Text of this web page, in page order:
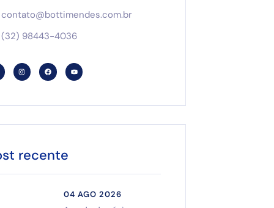
contato@bottimendes.com.br
(32) 98443-4036
recente
04 AGO 2026